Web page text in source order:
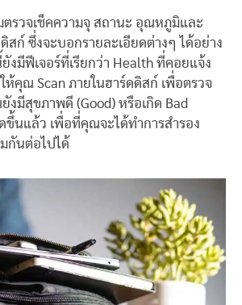
ตรวจเช็คความจุ สถานะ อุณหภูมิและ
ก์ ซึ่งจะบอกรายละเอียดต่างๆ ได้อย่าง
งมีฟีเจอร์ที่เรียกว่า Health ที่คอยแจ้ง
ห้คุณ Scan ภายในฮาร์ดดิสก์ เพื่อตรวจ
งมีสุขภาพดี (Good) หรือเกิด Bad
ขึ้นแล้ว เพื่อที่คุณจะได้ทำการสำรอง
กันต่อไปได้